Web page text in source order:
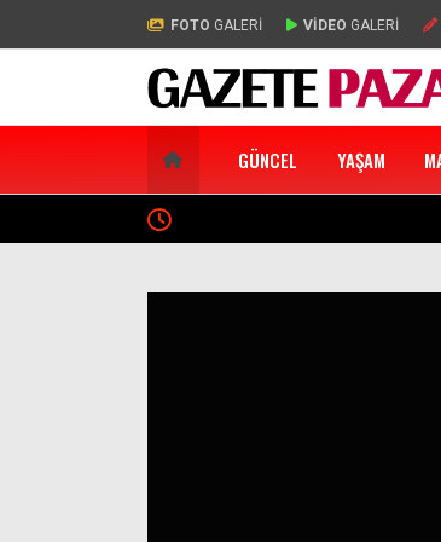
FOTO GALERİ VİDEO GALERİ
GÜNCEL YAŞAM
Sibel Can 56 Yaşında: Doğum